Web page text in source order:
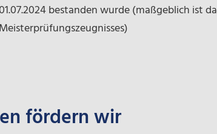
bestanden wurde (maßgeblich ist
Meisterprüfungszeugnisses)
fördern wir